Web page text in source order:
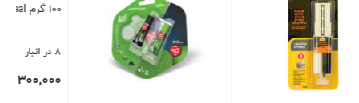
100 گرم M-Seal
8 در انبار
۳۰۰,۰۰۰